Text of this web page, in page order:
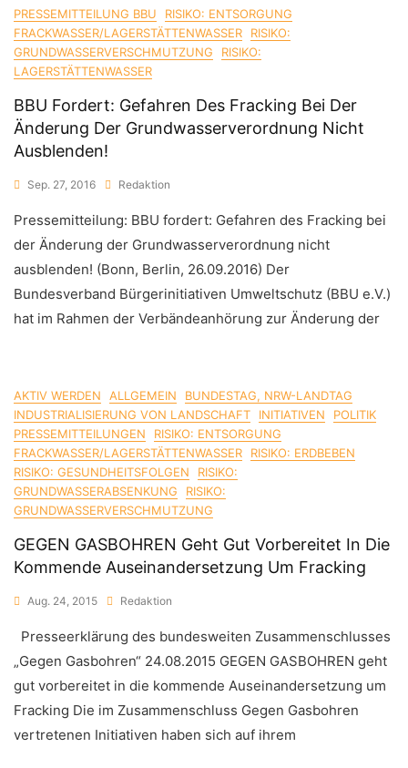
PRESSEMITTEILUNG BBU
RISIKO: ENTSORGUNG
FRACKWASSER/LAGERSTÄTTENWASSER
RISIKO:
GRUNDWASSERVERSCHMUTZUNG
RISIKO:
LAGERSTÄTTENWASSER
BBU Fordert: Gefahren Des Fracking Bei Der
Änderung Der Grundwasserverordnung Nicht
Ausblenden!
Sep. 27, 2016 Redaktion
Pressemitteilung: BBU fordert: Gefahren des Fracking bei
der Änderung der Grundwasserverordnung nicht
ausblenden! (Bonn, Berlin, 26.09.2016) Der
Bundesverband Bürgerinitiativen Umweltschutz (BBU e.V.)
hat im Rahmen der Verbändeanhörung zur Änderung der
AKTIV WERDEN ALLGEMEIN
BUNDESTAG, NRW-LANDTAG
INDUSTRIALISIERUNG VON LANDSCHAFT
INITIATIVEN
POLITIK
PRESSEMITTEILUNGEN
RISIKO: ENTSORGUNG
FRACKWASSER/LAGERSTÄTTENWASSER
RISIKO: ERDBEBEN
RISIKO: GESUNDHEITSFOLGEN
RISIKO:
GRUNDWASSERABSENKUNG
RISIKO:
GRUNDWASSERVERSCHMUTZUNG
GEGEN GASBOHREN Geht Gut Vorbereitet In Die
Kommende Auseinandersetzung Um Fracking
Aug. 24, 2015 Redaktion
Presseerklärung des bundesweiten Zusammenschlusses
„Gegen Gasbohren“ 24.08.2015 GEGEN GASBOHREN geht
gut vorbereitet in die kommende Auseinandersetzung um
Fracking Die im Zusammenschluss Gegen Gasbohren
vertretenen Initiativen haben sich auf ihrem